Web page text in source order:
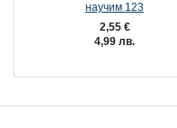
научим 123
2,55 €
4,99 лв.